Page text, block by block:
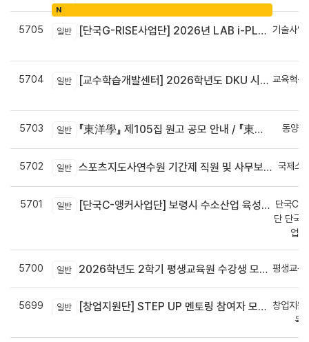
N
5705 일반 [단국G-RISE사업단] 2026년 LAB i-PLUG 프로그램 과제 공고(~10.9.(금)까지)
기술사업
5704 일반 [교수학습개발센터] 2026학년도 DKU 시그니처 교수법 적용 교과목 개발 신청 안내
교육혁신
5703 일반 『東洋學』 제105집 원고 공모 안내 / 『東洋學』第105輯征稿启事 / Call for Papers : The Oriental Studies, the 105th Issue 동양
5702 일반 스포츠지도사연수원 기간제 직원 및 사무보조원 채용 공고 국제스
5701 일반 [단국C-앵커사업단] 보령시 수소산업 육성을 위한 기업 지원사업 모집공고
단국C-
단 단국
업
5700 일반 2026학년도 2학기 평생교육원 수강생 모집안내 평생교육
5699 일반 [창업지원단] STEP UP 멘토링 참여자 모집(~7월 29일)
창업지원
육